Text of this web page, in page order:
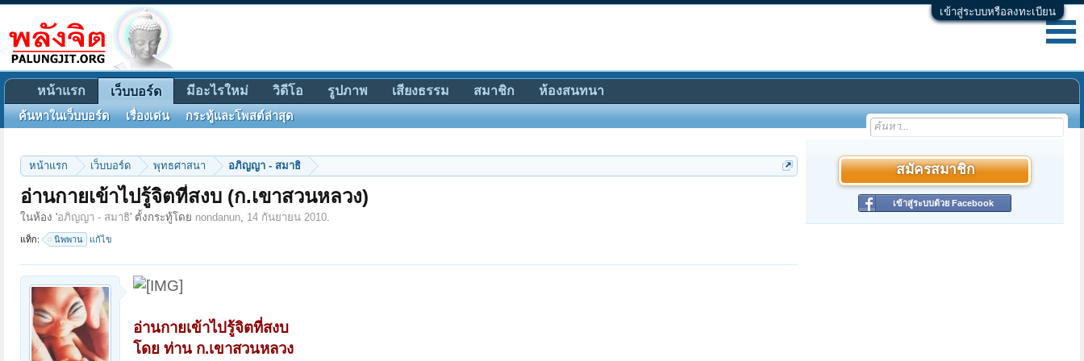
เข้าสู่ระบบหรือลงทะเบียน
หน้าแรก เว็บบอร์ด พุทธศาสนา อภิญญา - สมาธิ
อ่านกายเข้าไปรู้จิตที่สงบ (ก.เขาสวนหลวง)
ในห้อง 'อภิญญา - สมาธิ' ตั้งกระทู้โดย nondanun, 14 กันยายน 2010.
แท็ก: นิพพาน แก้ไข
อ่านกายเข้าไปรู้จิตที่สงบ
โดย ท่าน ก.เขาสวนหลวง
สมัครสมาชิก
เข้าสู่ระบบด้วย Facebook
หน้าแรก เว็บบอร์ด
ค้นหาในเว็บบอร์ด เรื่องเด่น กระทู้และโพสต์ล่าสุด
มีอะไรใหม่ วิดีโอ รูปภาพ เสียงธรรม สมาชิก ห้องสนทนา